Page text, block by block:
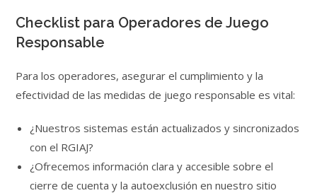
Checklist para Operadores de Juego
Responsable
Para los operadores, asegurar el cumplimiento y la
efectividad de las medidas de juego responsable es vital:
¿Nuestros sistemas están actualizados y sincronizados
con el RGIAJ?
¿Ofrecemos información clara y accesible sobre el
cierre de cuenta y la autoexclusión en nuestro sitio